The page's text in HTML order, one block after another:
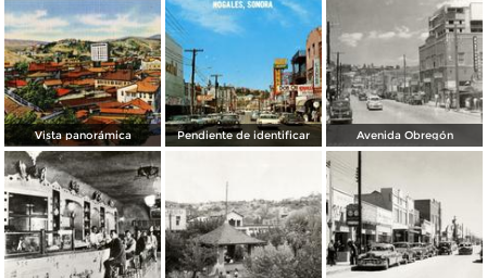
Vista panorámica Pendiente de identificar Avenida Obregón